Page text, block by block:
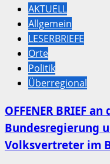
AKTUELL
Allgemein
LESERBRIEFE
Orte
Politik
Überregional
OFFENER BRIEF
Bundesregierung
Volksvertreter im